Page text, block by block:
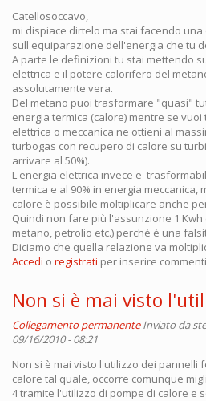
Catellosoccavo,
mi dispiace dirtelo ma stai facendo
sull'equiparazione dell'energia che tu
A parte le definizioni tu stai mettendo
elettrica e il potere calorifero del
assolutamente vera.
Del metano puoi trasformare "quasi"
energia termica (calore) mentre se
elettrica o meccanica ne ottieni al
turbogas con recupero di calore su
arrivare al 50%).
L'energia elettrica invece e'
termica e al 90% in energia meccanica,
calore è possibile moltiplicare anche
Quindi non fare più l'assunzione 1
metano, petrolio etc.) perchè è una
Diciamo che quella relazione va
Accedi o registrati per inserire
Non si è mai visto
Collegamento permanente Inviato da
09/16/2010 - 08:21
Non si è mai visto l'utilizzo dei pannelli
calore tal quale, occorre comunque
4 tramite l'utilizzo di pompe di calore e